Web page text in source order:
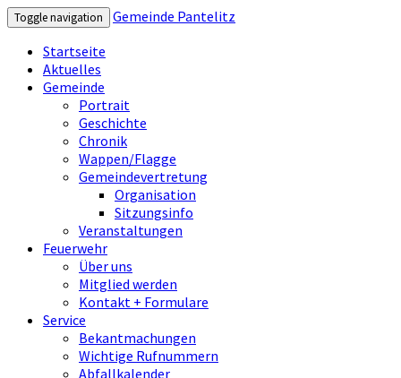
Toggle navigation
Gemeinde Pantelitz
Startseite
Aktuelles
Gemeinde
Portrait
Geschichte
Chronik
Wappen/Flagge
Gemeindevertretung
Organisation
Sitzungsinfo
Veranstaltungen
Feuerwehr
Über uns
Mitglied werden
Kontakt + Formulare
Service
Bekantmachungen
Wichtige Rufnummern
Abfallkalender